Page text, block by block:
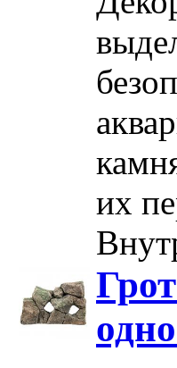
их